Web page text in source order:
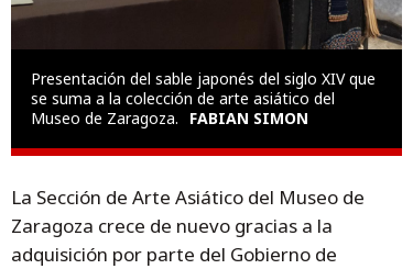
Presentación del sable japonés del siglo XIV que
se suma a la colección de arte asiático del
Museo de Zaragoza.
FABIAN SIMON
La Sección de Arte Asiático del Museo de
Zaragoza crece de nuevo gracias a la
adquisición por parte del Gobierno de